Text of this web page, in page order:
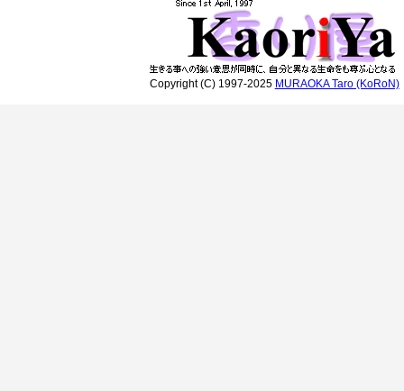
Copyright (C) 1997-2025 MURAOKA Taro (KoRoN)